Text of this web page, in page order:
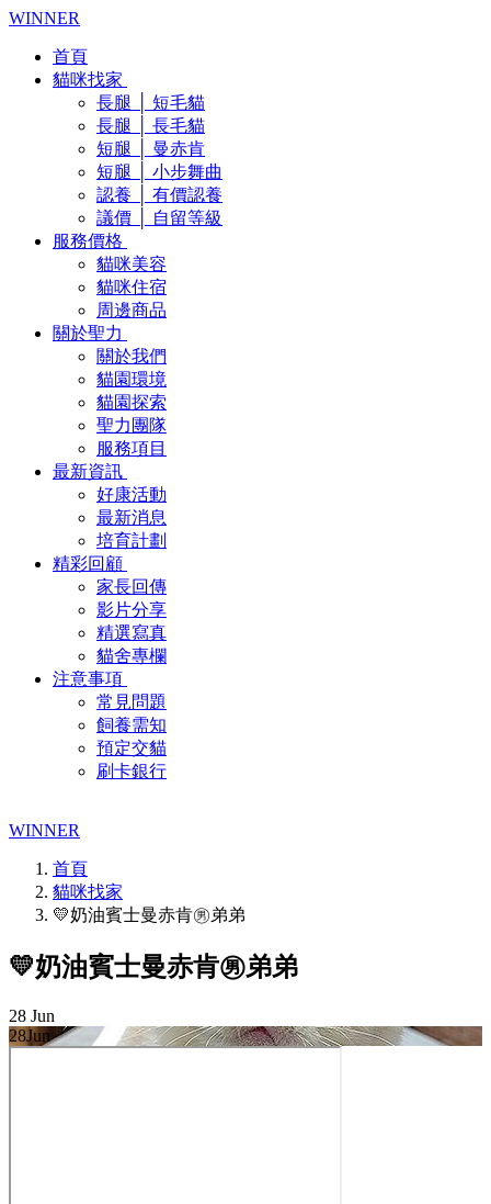
WINNER
首頁
貓咪找家
長腿 │ 短毛貓
長腿 │ 長毛貓
短腿 │ 曼赤肯
短腿 │ 小步舞曲
認養 │ 有價認養
議價 │ 自留等級
服務價格
貓咪美容
貓咪住宿
周邊商品
關於聖力
關於我們
貓園環境
貓園探索
聖力團隊
服務項目
最新資訊
好康活動
最新消息
培育計劃
精彩回顧
家長回傳
影片分享
精選寫真
貓舍專欄
注意事項
常見問題
飼養需知
預定交貓
刷卡銀行
WINNER
首頁
貓咪找家
💛奶油賓士曼赤肯㊚弟弟
💛奶油賓士曼赤肯㊚弟弟
28 Jun
28Jun